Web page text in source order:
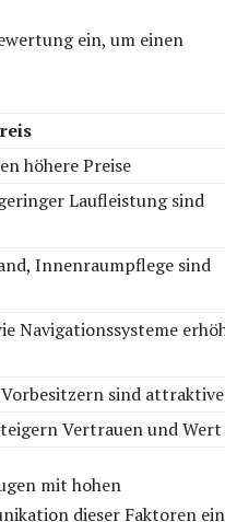
ein, um einen
höhere Preise
Laufleistung sind
Innenraumpflege sind
Navigationssysteme
sind
Vertrauen und Wert
mit hohen
dieser Faktoren